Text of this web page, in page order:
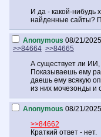
И да - какой-нибудь
найденные сайты?
Anonymous 08/21/
>>84664 >>84665
А существует ли
Показываешь ему
даешь ему всякую
из них мочезонды и
Anonymous 08/21/
>>84662
Краткий ответ - нет.